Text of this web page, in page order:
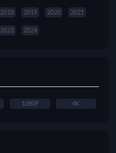
2018 2019 2020 2021
2023 2024
1080P 4K